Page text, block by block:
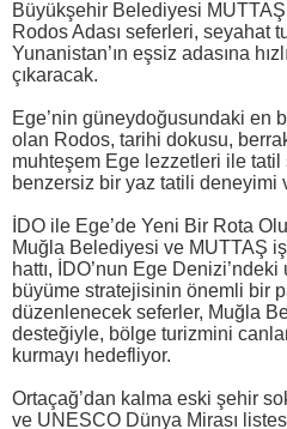
Büyükşehir Belediyesi
Rodos Adası seferleri, seyahat
Yunanistan’ın eşsiz adasına
çıkaracak.
Ege’nin güneydoğusundaki en
olan Rodos, tarihi dokusu,
muhteşem Ege lezzetleri ile tatil
benzersiz bir yaz tatili deneyimi
İDO ile Ege’de Yeni Bir Rota
Muğla Belediyesi ve MUTTAŞ
hattı, İDO’nun Ege Denizi’ndeki
büyüme stratejisinin önemli bir
düzenlenecek seferler, Muğla
desteğiyle, bölge turizmini
kurmayı hedefliyor.
Ortaçağ’dan kalma eski şehir
ve UNESCO Dünya Mirası